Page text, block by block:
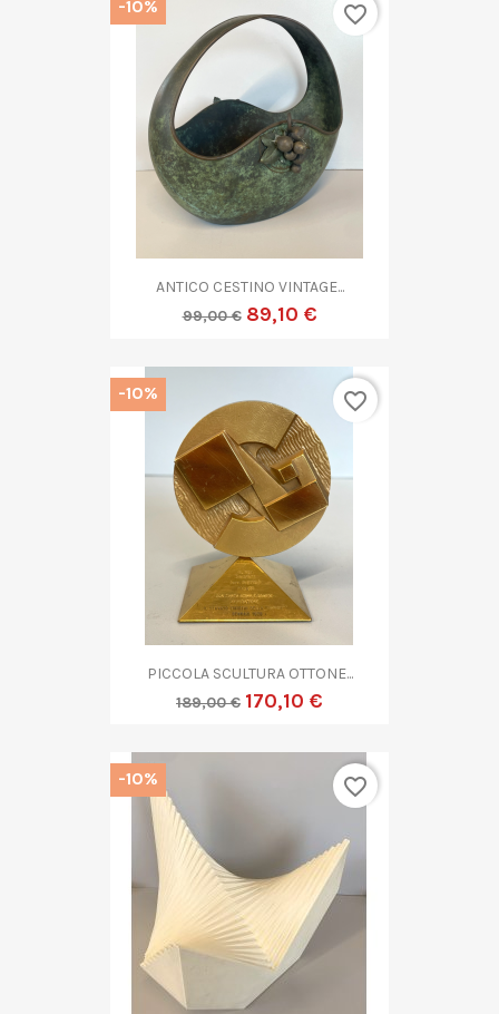
ANTICO CESTINO VINTAGE...
99,00 € 89,10 €
-10% favorite_border
PICCOLA SCULTURA OTTONE...
189,00 € 170,10 €
-10% favorite_border
-10% favorite_border